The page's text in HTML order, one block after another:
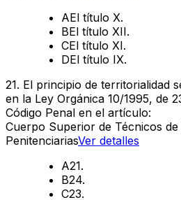
AEl título X.
BEl título XII.
CEl título XI.
DEl título IX.
21. El principio de territorialidad
en la Ley Orgánica 10/1995, de
Código Penal en el artículo:
Cuerpo Superior de Técnicos
PenitenciariasVer detalles
A21.
B24.
C23.